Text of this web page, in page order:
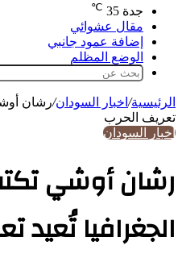
جدة 35
℃
مقال عشوائي
إضافة عمود جانبي
الوضع المظلم
الرئيسية/ اخبار السودان/رشان
تعريف الحرب
اخبار السودان
رشان أوشي
الجغرافيا تُعيد